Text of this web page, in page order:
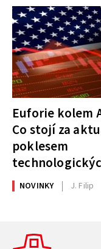
Euforie kolem
Co stojí za
poklesem
NOVINKY J. Filip